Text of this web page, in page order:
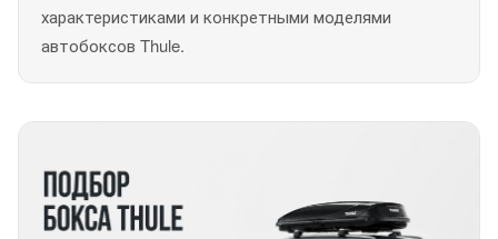
характеристиками и конкретными моделями
автобоксов Thule.